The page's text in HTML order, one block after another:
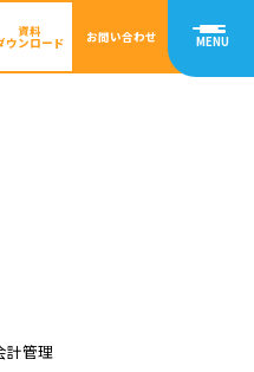
資料
ウンロード お問い合わせ
計管理